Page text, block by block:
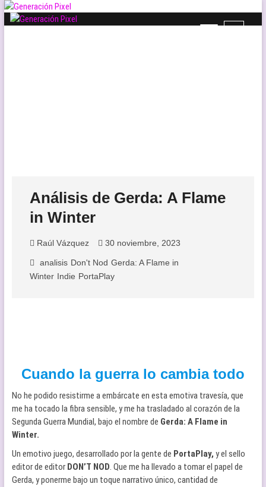
Saltar
B
Análisis de Gerda: A Flame
in Winter
Raúl Vázquez 30 noviembre, 2023
analisis Don't Nod Gerda: A Flame in
Winter Indie PortaPlay
Cuando la guerra lo cambia todo
No he podido resistirme a embárcate en esta emotiva travesía, que
me ha tocado la fibra sensible, y me ha trasladado al corazón de la
Segunda Guerra Mundial, bajo el nombre de Gerda: A Flame in
Winter.
Un emotivo juego, desarrollado por la gente de PortaPlay, y el sello
editor de editor DON’T NOD. Que me ha llevado a tomar el papel de
Gerda, y ponerme bajo un toque narrativo único, cantidad de